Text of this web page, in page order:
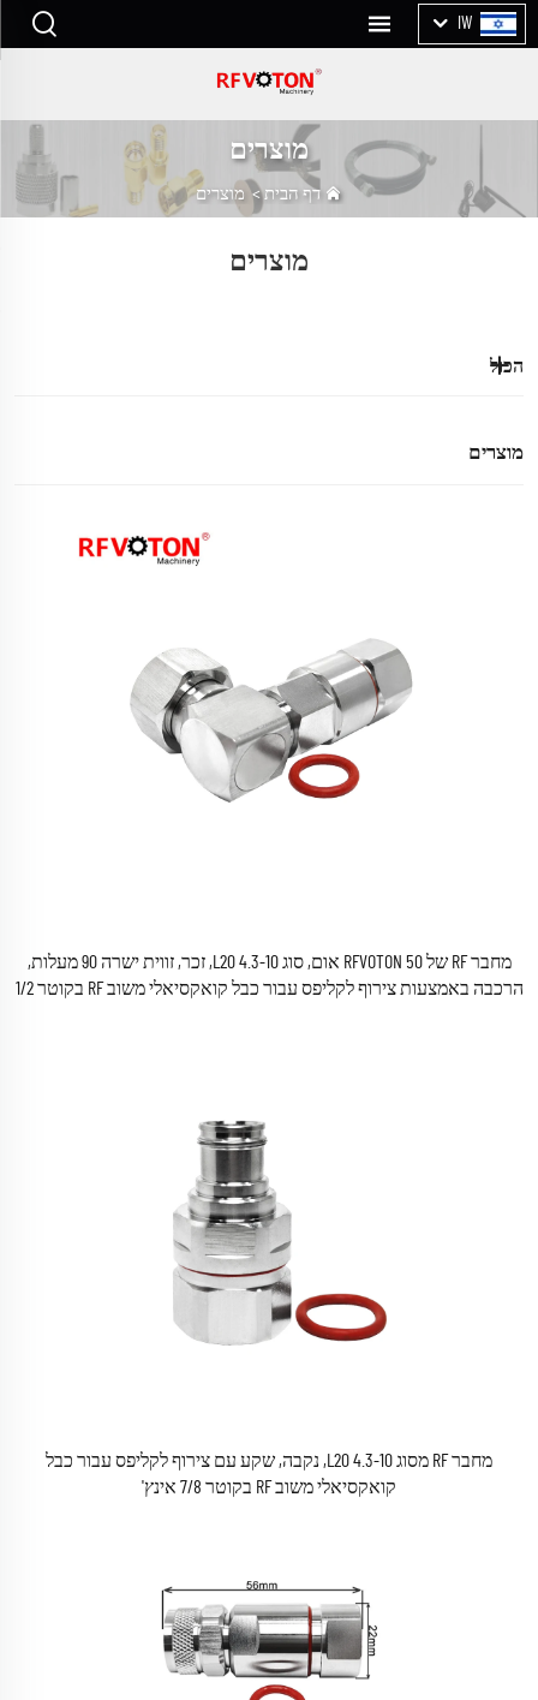
IW
מוצרים
דף הבית> מוצרים
מוצרים
הכול
מוצרים
מחבר RF של RFVOTON 50 אום, סוג 4.3-10 L20, זכר, זווית ישרה 90 מעלות,
הרכבה באמצעות צירוף לקליפס עבור כבל קואקסיאלי משוב RF בקוטר 1/2
מחבר RF מסוג 4.3-10 L20, נקבה, שקע עם צירוף לקליפס עבור כבל
קואקסיאלי משוב RF בקוטר 7/8 אינץ'